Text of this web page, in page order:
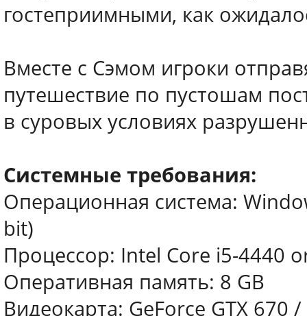
гостеприимными, как
Вместе с Сэмом игроки
путешествие по пустошам
в суровых условиях
Системные требования:
Операционная система:
bit)
Процессор: Intel Core i5-4440
Оперативная память: 8 GB
Видеокарта: GeForce GTX 670